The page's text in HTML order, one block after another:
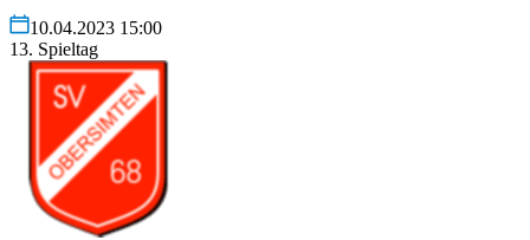
10.04.2023 15:00
13. Spieltag